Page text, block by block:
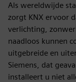
Als wereldwijde
zorgt KNX ervoor
verlichting,
naadloos kunnen
uitgebreide en
Siemens, dat
installeert u niet